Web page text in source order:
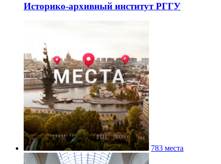
Историко-архивный институт РГГУ
783 места